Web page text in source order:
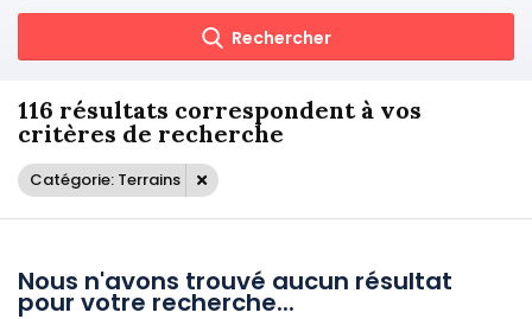
Rechercher
116 résultats correspondent à vos
critères de recherche
Catégorie: Terrains
Nous n'avons trouvé aucun résultat
pour votre recherche...